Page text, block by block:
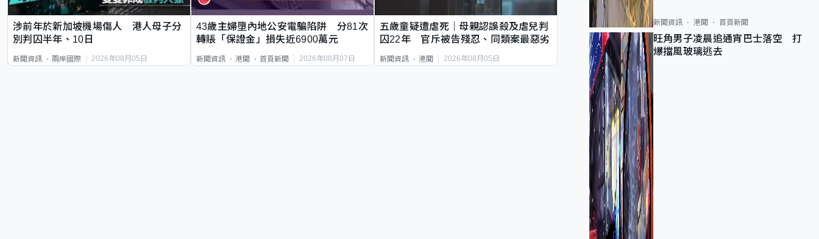
涉前年於新加坡機場傷人 港人母子分
別判囚半年、10日
新聞資訊 兩岸國際 2026年08月05日
43歲主婦墮內地公安電騙陷阱 分81次
轉賬「保證金」損失近6900萬元
新聞資訊 港聞 首頁新聞 2026年08月07日
五歲童疑遭虐死｜母親認誤殺及虐兒判
囚22年 官斥被告殘忍、同類案最惡劣
新聞資訊 港聞 2026年08月05日
新聞資訊 港聞 首頁新聞
旺角男子凌晨追通宵巴士落空 打
爆擋風玻璃逃去